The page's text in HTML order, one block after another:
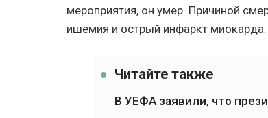
мероприятия, он умер. Причиной
ишемия и острый инфаркт миокарда.
Читайте также
В УЕФА заявили, что